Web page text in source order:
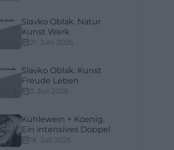
Slavko Oblak. Natur
Kunst Werk
21. Juni 2026
Slavko Oblak. Kunst
Freude Leben
2. Juli 2026
Kühlewein + Koenig.
Ein intensives Doppel
18. Juli 2026